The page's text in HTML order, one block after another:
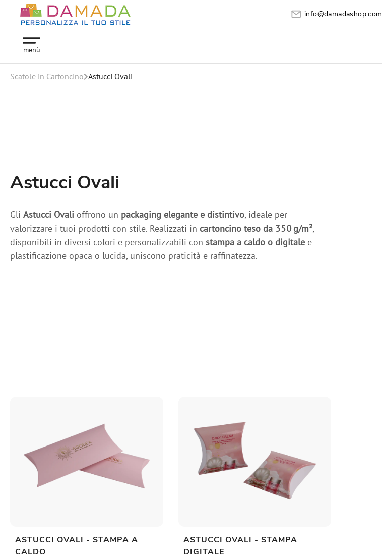
info@damadashop.com
menù
Scatole in Cartoncino Astucci Ovali
Astucci Ovali
Gli Astucci Ovali offrono un packaging elegante e distintivo, ideale per
valorizzare i tuoi prodotti con stile. Realizzati in cartoncino teso da 350 g/m²,
disponibili in diversi colori e personalizzabili con stampa a caldo o digitale e
plastificazione opaca o lucida, uniscono praticità e raffinatezza.
ASTUCCI OVALI - STAMPA A
CALDO
ASTUCCI OVALI - STAMPA
DIGITALE